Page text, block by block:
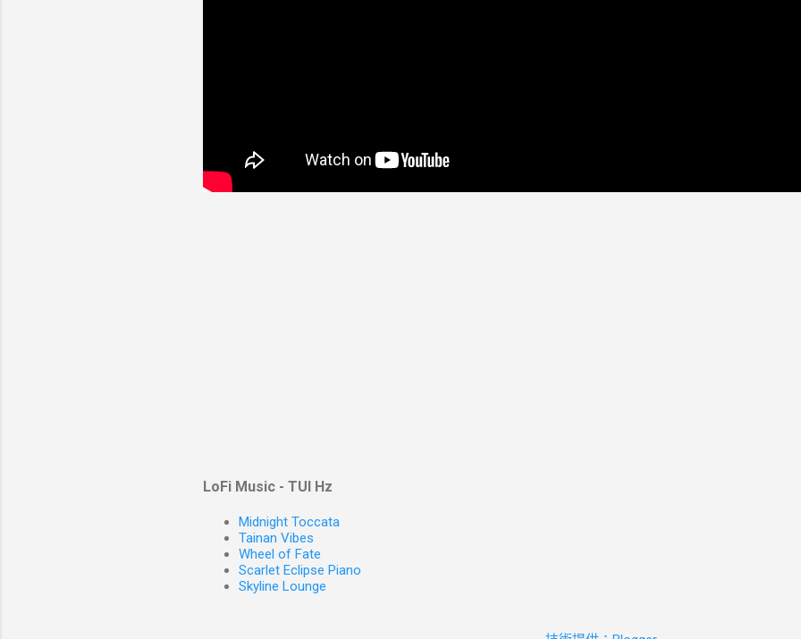
LoFi Music - TUI Hz
Midnight Toccata
Tainan Vibes
Wheel of Fate
Scarlet Eclipse Piano
Skyline Lounge